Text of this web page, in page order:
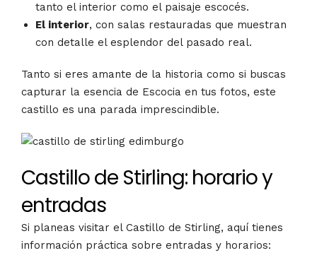
tanto el interior como el paisaje escocés.
El interior, con salas restauradas que muestran
con detalle el esplendor del pasado real.
Tanto si eres amante de la historia como si buscas
capturar la esencia de Escocia en tus fotos, este
castillo es una parada imprescindible.
Castillo de Stirling: horario y
entradas
Si planeas visitar el Castillo de Stirling, aquí tienes
información práctica sobre entradas y horarios: